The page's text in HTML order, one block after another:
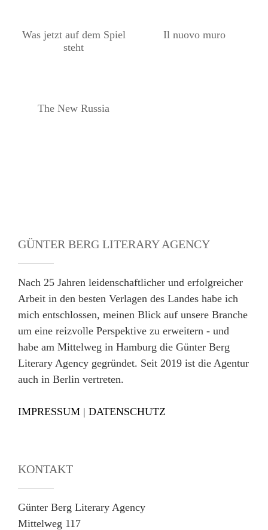
Was jetzt auf dem Spiel
steht
Il nuovo muro
The New Russia
GÜNTER BERG LITERARY AGENCY
Nach 25 Jahren leidenschaftlicher und erfolgreicher
Arbeit in den besten Verlagen des Landes habe ich
mich entschlossen, meinen Blick auf unsere Branche
um eine reizvolle Perspektive zu erweitern - und
habe am Mittelweg in Hamburg die Günter Berg
Literary Agency gegründet. Seit 2019 ist die Agentur
auch in Berlin vertreten.
IMPRESSUM | DATENSCHUTZ
KONTAKT
Günter Berg Literary Agency
Mittelweg 117